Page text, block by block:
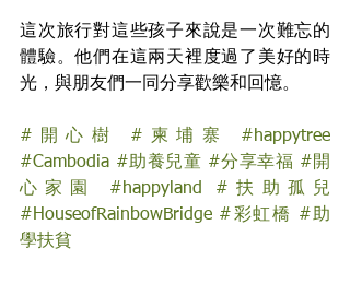
這次旅行對這些孩子來說是一次難忘的
體驗。他們在這兩天裡度過了美好的時
光，與朋友們一同分享歡樂和回憶。
#開心樹 #柬埔寨
#happytree
#Cambodia #助養兒童 #分享幸福 #開
心家園
#happyland
#扶助孤兒
#HouseofRainbowBridge #彩虹橋
#助
學扶貧